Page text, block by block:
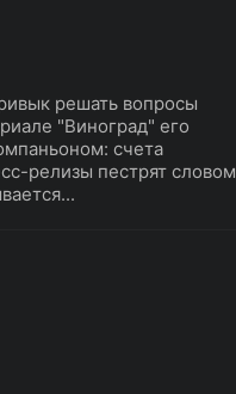
решать вопросы
"Виноград" его
счета
релизы пестрят словом